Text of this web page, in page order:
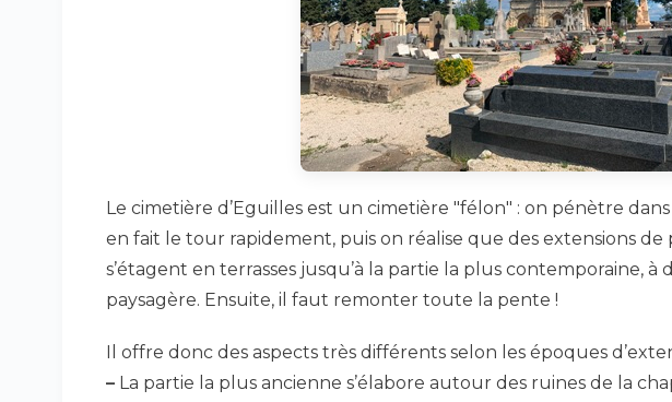
Le cimetière d’Eguilles est un cimetière "félon" : on pénètre
en fait le tour rapidement, puis on réalise que des extensions
s’étagent en terrasses jusqu’à la partie la plus contemporaine, à
paysagère. Ensuite, il faut remonter toute la pente !
Il offre donc des aspects très différents selon les époques
– La partie la plus ancienne s’élabore autour des ruines de la